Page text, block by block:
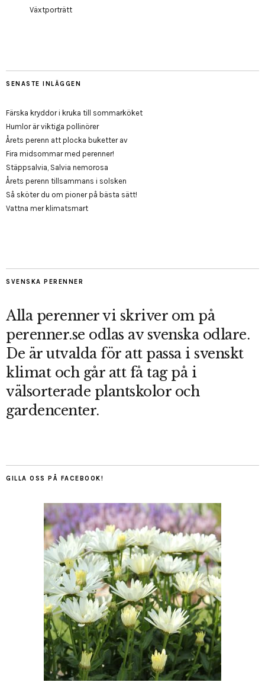
Växtporträtt
SENASTE INLÄGGEN
Färska kryddor i kruka till sommarköket
Humlor är viktiga pollinörer
Årets perenn att plocka buketter av
Fira midsommar med perenner!
Stäppsalvia, Salvia nemorosa
Årets perenn tillsammans i solsken
Så sköter du om pioner på bästa sätt!
Vattna mer klimatsmart
SVENSKA PERENNER
Alla perenner vi skriver om på
perenner.se odlas av svenska odlare.
De är utvalda för att passa i svenskt
klimat och går att få tag på i
välsorterade plantskolor och
gardencenter.
GILLA OSS PÅ FACEBOOK!